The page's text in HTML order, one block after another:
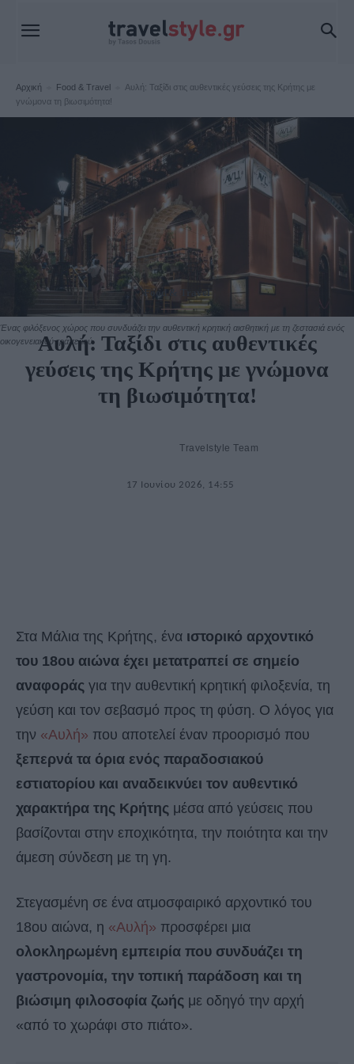
Αρχική Food & Travel
Αυλή: Ταξίδι στις αυθεντικές γεύσεις της Κρήτης με
γνώμονα τη βιωσιμότητα!
Ένας φιλόξενος χώρος που συνδυάζει την αυθεντική κρητική αισθητική με τη ζεστασιά ενός
οικογενειακού τραπεζιού
Food & Travel
Αυλή: Ταξίδι στις αυθεντικές
γεύσεις της Κρήτης με γνώμονα
τη βιωσιμότητα!
Travelstyle Team
17 Ιουνίου 2026, 14:55
Στα Μάλια της Κρήτης, ένα ιστορικό αρχοντικό
του 18ου αιώνα έχει μετατραπεί σε σημείο
αναφοράς για την αυθεντική κρητική φιλοξενία, τη
γεύση και τον σεβασμό προς τη φύση. Ο λόγος για
την «Αυλή» που αποτελεί έναν προορισμό που
ξεπερνά τα όρια ενός παραδοσιακού
εστιατορίου και αναδεικνύει τον αυθεντικό
χαρακτήρα της Κρήτης μέσα από γεύσεις που
βασίζονται στην εποχικότητα, την ποιότητα και την
άμεση σύνδεση με τη γη.
Στεγασμένη σε ένα ατμοσφαιρικό αρχοντικό του
18ου αιώνα, η «Αυλή» προσφέρει μια
ολοκληρωμένη εμπειρία που συνδυάζει τη
γαστρονομία, την τοπική παράδοση και τη
βιώσιμη φιλοσοφία ζωής με οδηγό την αρχή
«από το χωράφι στο πιάτο».